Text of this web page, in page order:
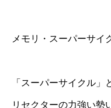
メモリ・スーパーサイ
「スーパーサイクル
リセクターの力強い勢